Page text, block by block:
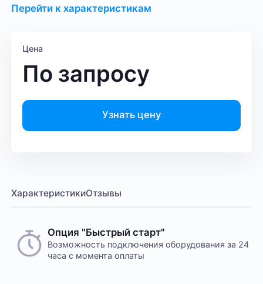
Перейти к характеристикам
Цена
По запросу
Узнать цену
ХарактеристикиОтзывы
Опция "Быстрый старт"
Возможность подключения оборудования за 24
часа с момента оплаты